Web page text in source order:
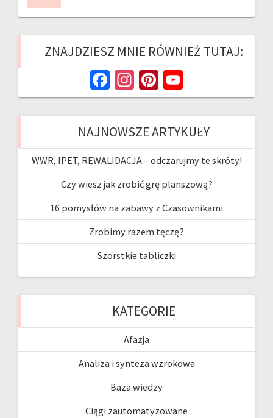
ZNAJDZIESZ MNIE RÓWNIEŻ TUTAJ:
Fa
ce
b
o
o
k
In
st
ag
ra
m
Pi
nt
er
es
t
u
T
u
b
e
NAJNOWSZE ARTYKUŁY
WWR, IPET, REWALIDACJA – odczarujmy te skróty!
Czy wiesz jak zrobić grę planszową?
16 pomysłów na zabawy z Czasownikami
Zrobimy razem tęczę?
Szorstkie tabliczki
KATEGORIE
Afazja
Analiza i synteza wzrokowa
Baza wiedzy
Ciągi zautomatyzowane